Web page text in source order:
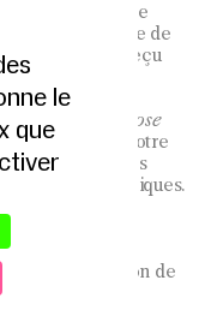
présentera ce
courte et inédite de
laquelle elle a reçu
Virecourt.
Fais la chose
qui interroge notre
aux choix et les
et géographiques.
qu’elle soit
de la création de
le
que